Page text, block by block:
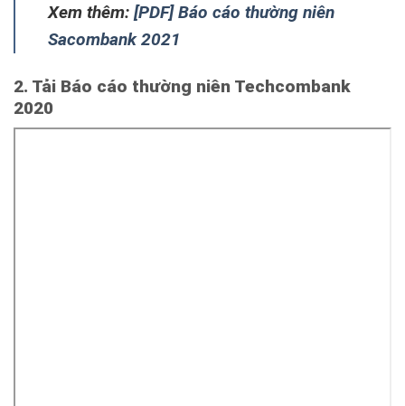
Xem thêm: [PDF] Báo cáo thường niên
Sacombank 2021
2. Tải Báo cáo thường niên Techcombank
2020